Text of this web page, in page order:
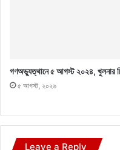
গণঅভ্যুত্থানে ৫ আগস্ট ২০২৪, খুলনার
৫ আগস্ট, ২০২৬
Leave a Reply